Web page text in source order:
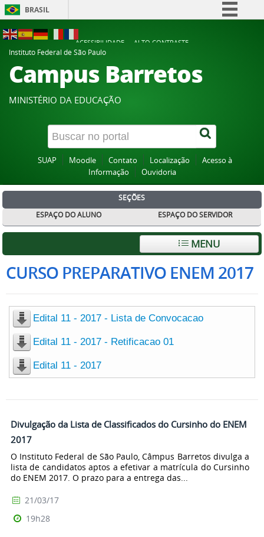
BRASIL
Participe
Acesso à informação
Canais
ACESSIBILIDADE
ALTO CONTRASTE
Instituto Federal de São Paulo
Campus Barretos
MINISTÉRIO DA EDUCAÇÃO
SUAP Moodle Contato Localização
Acesso à
Informação
Ouvidoria
SEÇÕES
ESPAÇO DO ALUNO
ESPAÇO DO SERVIDOR
MENU
CURSO PREPARATIVO ENEM 2017
Edital 11 - 2017 - Lista de Convocacao
Edital 11 - 2017 - Retificacao 01
Edital 11 - 2017
Divulgação da Lista de Classificados do Cursinho do ENEM
2017
O Instituto Federal de São Paulo, Câmpus Barretos divulga a
lista de candidatos aptos a efetivar a matrícula do Cursinho
do ENEM 2017. O prazo para a entrega das...
21/03/17
19h28